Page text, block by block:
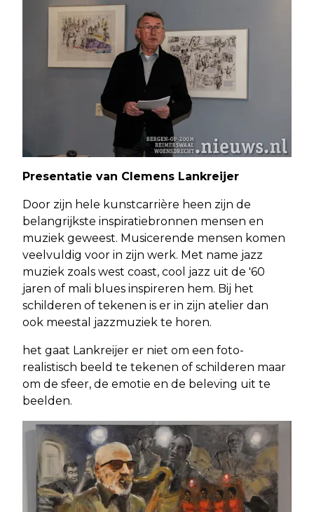
Presentatie van Clemens Lankreijer
Door zijn hele kunstcarrière heen zijn de
belangrijkste inspiratiebronnen mensen en
muziek geweest. Musicerende mensen komen
veelvuldig voor in zijn werk. Met name jazz
muziek zoals west coast, cool jazz uit de '60
jaren of mali blues inspireren hem. Bij het
schilderen of tekenen is er in zijn atelier dan
ook meestal jazzmuziek te horen.
het gaat Lankreijer er niet om een foto-
realistisch beeld te tekenen of schilderen maar
om de sfeer, de emotie en de beleving uit te
beelden.